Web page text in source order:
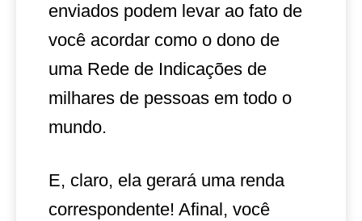
enviados podem levar ao fato de
você acordar como o dono de
uma Rede de Indicações de
milhares de pessoas em todo o
mundo.
E, claro, ela gerará uma renda
correspondente! Afinal, você